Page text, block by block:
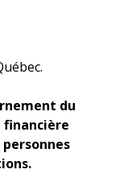
du
financière